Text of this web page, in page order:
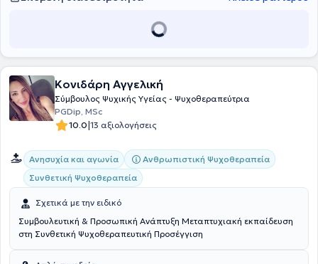
Κονιδάρη Αγγελική
Σύμβουλος Ψυχικής Υγείας - Ψυχοθεραπεύτρια
PGDip, MSc
10.0|13 αξιολογήσεις
Ανησυχία και αγωνία
Ανθρωπιστική Ψυχοθεραπεία
Συνθετική Ψυχοθεραπεία
Σχετικά με την ειδικό
Συμβουλευτική & Προσωπική Ανάπτυξη Μεταπτυχιακή εκπαίδευση
στη Συνθετική Ψυχοθεραπευτική Προσέγγιση